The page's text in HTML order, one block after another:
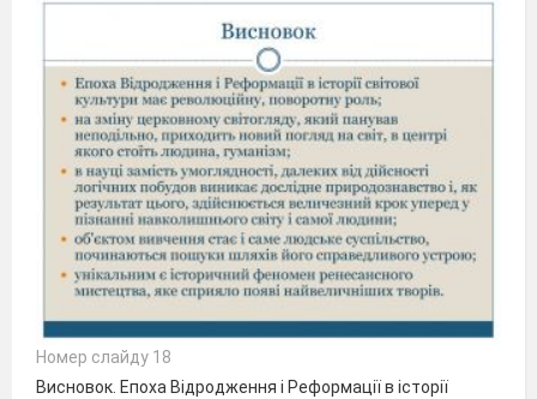
Номер слайду 18
Висновок. Епоха Відродження і Реформації в історії